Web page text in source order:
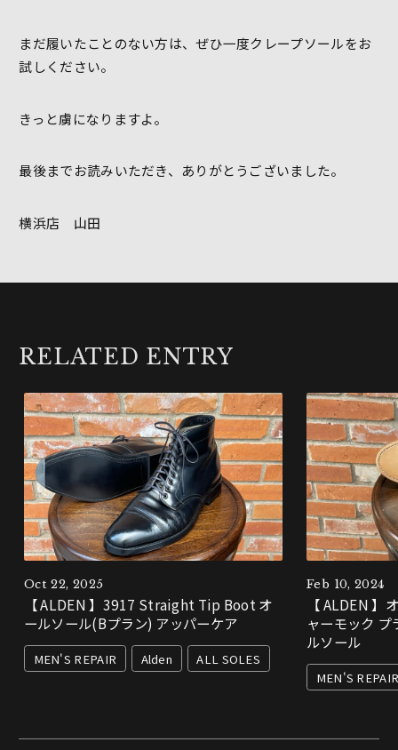
まだ履いたことのない方は、ぜひ一度クレープソールをお
試しください。
きっと虜になりますよ。
最後までお読みいただき、ありがとうございました。
横浜店 山田
RELATED ENTRY
Oct 22, 2025
【 ALDEN 】3917 Straight Tip Boot オ
ールソール(Bプラン) アッパーケア
MEN'S REPAIR Alden ALL SOLES
Feb 10, 2024
【 ALDEN 】
ャーモック プ
ルソール
MEN'S